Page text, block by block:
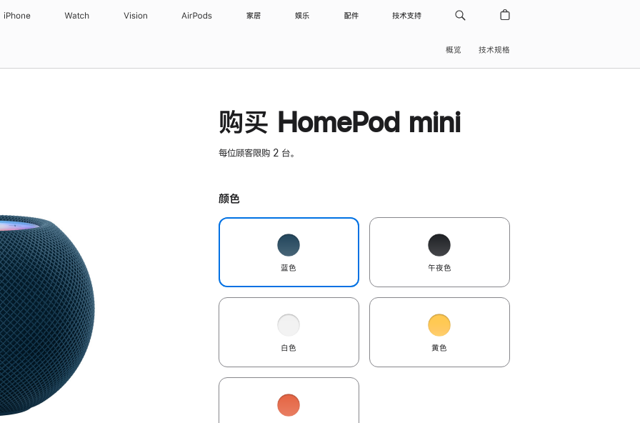
iPhone Watch Vision AirPods 家居 娱乐 配件 技术支持
概览 技术规格
购买 HomePod mini
每位顾客限购 2 台。
颜色
蓝色 午夜色
白色 黄色